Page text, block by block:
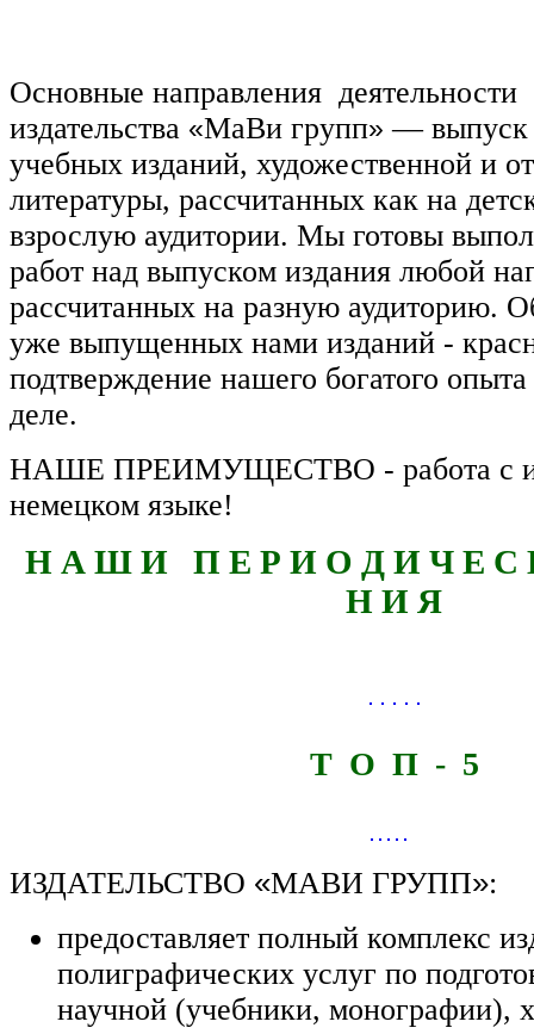
Основные направления деятельности
издательства «МаВи групп» — выпуск
учебных изданий, художественной и
литературы, рассчитанных как на
взрослую аудитории. Мы готовы
работ над выпуском издания любой
рассчитанных на разную аудиторию.
уже выпущенных нами изданий -
подтверждение нашего богатого опыта
деле.
НАШЕ ПРЕИМУЩЕСТВО - работа с
немецком языке!
Н А Ш И П Е Р И О Д И Ч Е С
Н И Я
Т О П - 5
ИЗДАТЕЛЬСТВО «МАВИ ГРУПП»:
предоставляет полный комплекс
полиграфических услуг по
научной (учебники, монографии),